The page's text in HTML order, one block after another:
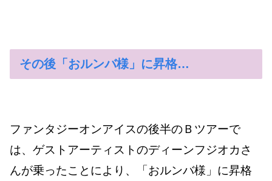
その後「おルンバ様」に昇格…
ファンタジーオンアイスの後半のＢツアーで
は、ゲストアーティストのディーンフジオカさ
んが乗ったことにより、「おルンバ様」に昇格